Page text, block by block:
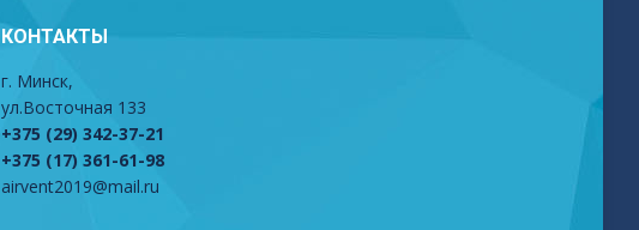
КОНТАКТЫ
г. Минск,
ул.Восточная 133
+375 (29) 342-37-21
+375 (17) 361-61-98
airvent2019@mail.ru